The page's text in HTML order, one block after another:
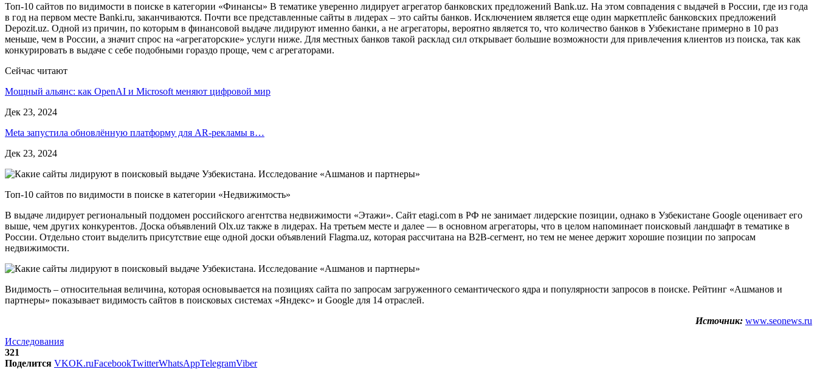
Топ-10 сайтов по видимости в поиске в категории «Финансы» В тематике уверенно лидирует агрегатор банковских предложений Bank.uz. На этом совпадения с выдачей в России, где из года
в год на первом месте Banki.ru, заканчиваются. Почти все представленные сайты в лидерах – это сайты банков. Исключением является еще один маркетплейс банковских предложений
Depozit.uz. Одной из причин, по которым в финансовой выдаче лидируют именно банки, а не агрегаторы, вероятно является то, что количество банков в Узбекистане примерно в 10 раз
меньше, чем в России, а значит спрос на «агрегаторские» услуги ниже. Для местных банков такой расклад сил открывает большие возможности для привлечения клиентов из поиска, так как
конкурировать в выдаче с себе подобными гораздо проще, чем с агрегаторами.
Сейчас читают
Мощный альянс: как OpenAI и Microsoft меняют цифровой мир
Дек 23, 2024
Meta запустила обновлённую платформу для AR-рекламы в…
Дек 23, 2024
Топ-10 сайтов по видимости в поиске в категории «Недвижимость»
В выдаче лидирует региональный поддомен российского агентства недвижимости «Этажи». Сайт etagi.com в РФ не занимает лидерские позиции, однако в Узбекистане Google оценивает его
выше, чем других конкурентов. Доска объявлений Olx.uz также в лидерах. На третьем месте и далее — в основном агрегаторы, что в целом напоминает поисковый ландшафт в тематике в
России. Отдельно стоит выделить присутствие еще одной доски объявлений Flagma.uz, которая рассчитана на B2B-сегмент, но тем не менее держит хорошие позиции по запросам
недвижимости.
Видимость – относительная величина, которая основывается на позициях сайта по запросам загруженного семантического ядра и популярности запросов в поиске. Рейтинг «Ашманов и
партнеры» показывает видимость сайтов в поисковых системах «Яндекс» и Google для 14 отраслей.
Источник: www.seonews.ru
Исследования
321
Поделится VKOK.ruFacebookTwitterWhatsAppTelegramViber